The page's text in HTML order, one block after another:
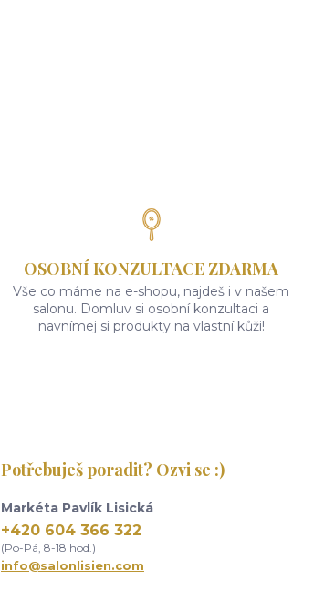
OSOBNÍ KONZULTACE ZDARMA
Vše co máme na e-shopu, najdeš i v našem
salonu. Domluv si osobní konzultaci a
navnímej si produkty na vlastní kůži!
Potřebuješ poradit? Ozvi se :)
Markéta Pavlík Lisická
+420 604 366 322
(Po-Pá, 8-18 hod.)
info@salonlisien.com